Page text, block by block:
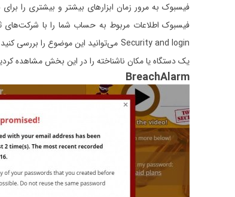
فیسبوک به مرور زمان ابزارهای بیشتر و بیشتری را
یک دستگاه یا مکان ناشناخته را در این بخش مشاهده
BreachAlarm